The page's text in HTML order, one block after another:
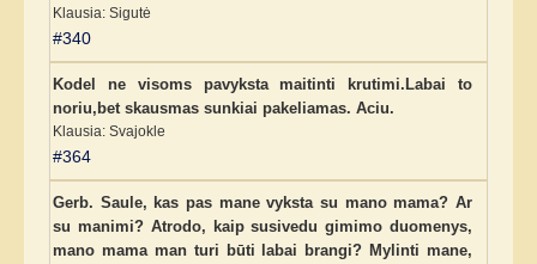
Klausia: Sigutė
#340
Kodel ne visoms pavyksta maitinti krutimi.Labai to
noriu,bet skausmas sunkiai pakeliamas. Aciu.
Klausia: Svajokle
#364
Gerb. Saule, kas pas mane vyksta su mano mama? Ar
su manimi? Atrodo, kaip susivedu gimimo duomenys,
mano mama man turi būti labai brangi? Mylinti mane,